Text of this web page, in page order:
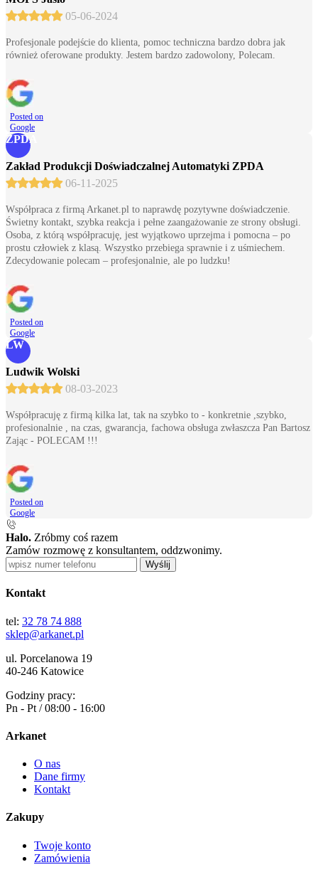
05-06-2024
Profesjonale podejście do klienta, pomoc techniczna bardzo dobra jak
również oferowane produkty. Jestem bardzo zadowolony, Polecam.
Posted on
Google
ZPDA
Zakład Produkcji Doświadczalnej Automatyki ZPDA
06-11-2025
Współpraca z firmą Arkanet.pl to naprawdę pozytywne doświadczenie.
Świetny kontakt, szybka reakcja i pełne zaangażowanie ze strony obsługi.
Osoba, z którą współpracuję, jest wyjątkowo uprzejma i pomocna – po
prostu człowiek z klasą. Wszystko przebiega sprawnie i z uśmiechem.
Zdecydowanie polecam – profesjonalnie, ale po ludzku!
Posted on
Google
LW
Ludwik Wolski
08-03-2023
Współpracuję z firmą kilka lat, tak na szybko to - konkretnie ,szybko,
profesionalnie , na czas, gwarancja, fachowa obsługa zwłaszcza Pan Bartosz
Zając - POLECAM !!!
Posted on
Google
Halo. Zróbmy coś razem
Zamów rozmowę z konsultantem, oddzwonimy.
Wyślij
Kontakt
tel: 32 78 74 888
sklep@arkanet.pl
ul. Porcelanowa 19
40-246 Katowice
Godziny pracy:
Pn - Pt / 08:00 - 16:00
Arkanet
O nas
Dane firmy
Kontakt
Zakupy
Twoje konto
Zamówienia